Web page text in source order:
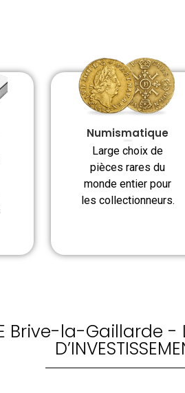
Numismatique
Large choix de
pièces rares du
monde entier pour
les collectionneurs.
Brive-la-Gaillarde -